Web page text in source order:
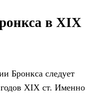
в XIX
Бронкса следует
годов ХІХ ст. Именно